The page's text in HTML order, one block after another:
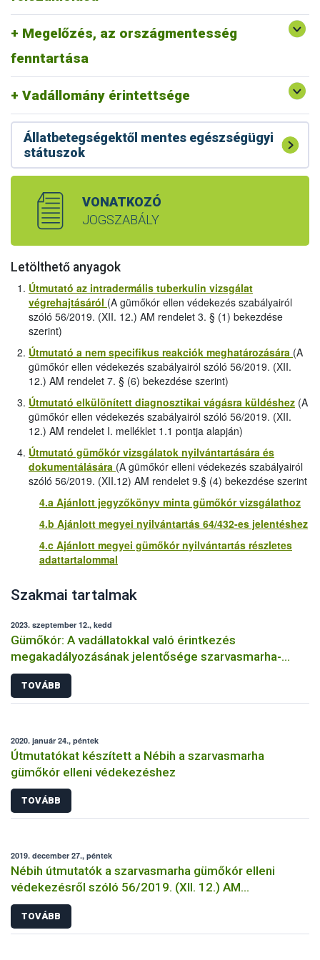
Megelőzés, az országmentesség
fenntartása
gümőkóros fertőzöttségük (Egészségügyi Kiskönyv és
tüdőszűrés vizsgálat megléte).
Vadállomány érintettsége
Amennyiben tehát a kimutatás ezen területeken kívüli
keletre például) úgy erősen valószínűsíthető, hogy a
betegséget egy másik fertőzött szarvasmarha állományból
hurcolták be.
Állatbetegségektől mentes egészségügyi
státuszok
VONATKOZÓ
JOGSZABÁLY
Letölthető anyagok
Útmutató az intradermális tuberkulin vizsgálat
végrehajtásáról (A gümőkór ellen védekezés szabályairól
szóló 56/2019. (XII. 12.) AM rendelet 3. § (1) bekezdése
szerint)
Útmutató a nem specifikus reakciók meghatározására (A
gümőkór ellen védekezés szabályairól szóló 56/2019. (XII.
12.) AM rendelet 7. § (6) bekezdése szerint)
Útmutató elkülönített diagnosztikai vágásra küldéshez (A
gümőkór ellen védekezés szabályairól szóló 56/2019. (XII.
12.) AM rendelet I. melléklet 1.1 pontja alapján)
Útmutató gümőkór vizsgálatok nyilvántartására és
dokumentálására (A gümőkór elleni védekezés szabályairól
szóló 56/2019. (XII.12) AM rendelet 9.§ (4) bekezdése szerint
4.a Ajánlott jegyzőkönyv minta gümőkór vizsgálathoz
4.b Ajánlott megyei nyilvántartás 64/432-es jelentéshez
4.c Ajánlott megyei gümőkór nyilvántartás részletes
adattartalommal
Szakmai tartalmak
2023. szeptember 12., kedd
Gümőkór: A vadállatokkal való érintkezés
megakadályozásának jelentősége szarvasmarha-
állományokban
TOVÁBB
2020. január 24., péntek
Útmutatókat készített a Nébih a szarvasmarha
gümőkór elleni védekezéshez
TOVÁBB
2019. december 27., péntek
Nébih útmutatók a szarvasmarha gümőkór elleni
védekezésről szóló 56/2019. (XII. 12.) AM
rendelethez
TOVÁBB